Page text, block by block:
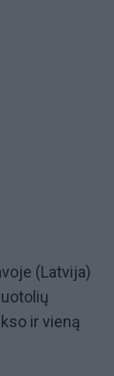
(Latvija)
ir vieną